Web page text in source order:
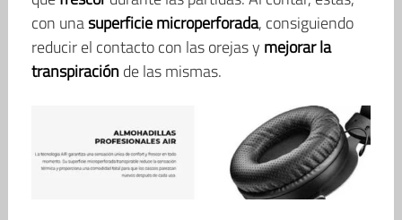
con unasuperficie microperforada, consiguiendo
reducir el contacto con las orejas y mejorar la
transpiraciónde las mismas.